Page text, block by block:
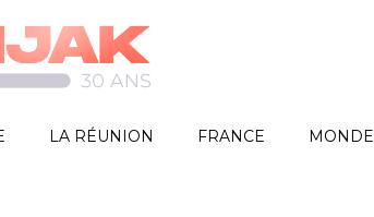
LA RÉUNION FRANCE MONDE